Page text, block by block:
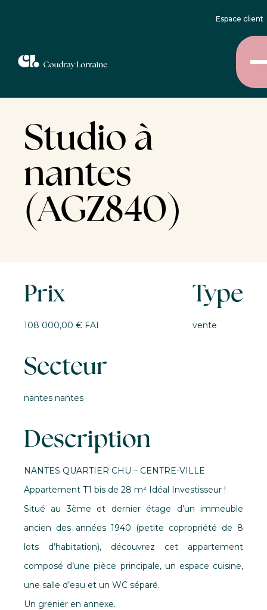
Espace client
Studio à
nantes
(AGZ840)
Prix
108 000,00 € FAI
Type
vente
Secteur
nantes nantes
Description
NANTES QUARTIER CHU – CENTRE-VILLE
Appartement T1 bis de 28 m² Idéal Investisseur !
Situé au 3ème et dernier étage d’un immeuble
ancien des années 1940 (petite copropriété de 8
lots d’habitation), découvrez cet appartement
composé d’une pièce principale, un espace cuisine,
une salle d’eau et un WC séparé.
Un grenier en annexe.